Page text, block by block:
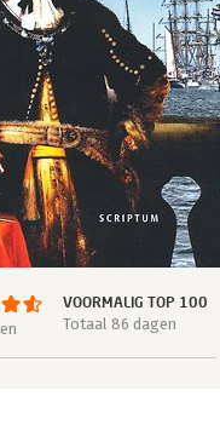
VOORMALIG TOP 100
Totaal 86 dagen